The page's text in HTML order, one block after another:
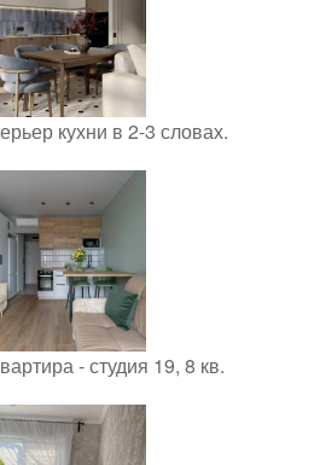
кухни в 2-3 словах.
- студия 19, 8 кв.